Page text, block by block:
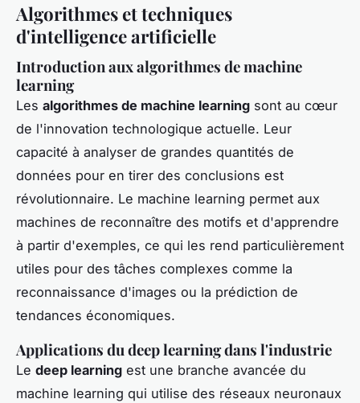
Algorithmes et techniques
d'intelligence artificielle
Introduction aux algorithmes de machine
learning
Les algorithmes de machine learning sont au cœur
de l'innovation technologique actuelle. Leur
capacité à analyser de grandes quantités de
données pour en tirer des conclusions est
révolutionnaire. Le machine learning permet aux
machines de reconnaître des motifs et d'apprendre
à partir d'exemples, ce qui les rend particulièrement
utiles pour des tâches complexes comme la
reconnaissance d'images ou la prédiction de
tendances économiques.
Applications du deep learning dans l'industrie
Le deep learning est une branche avancée du
machine learning qui utilise des réseaux neuronaux